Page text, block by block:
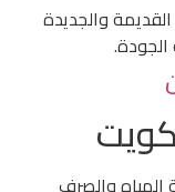
والجديدة
والصرف